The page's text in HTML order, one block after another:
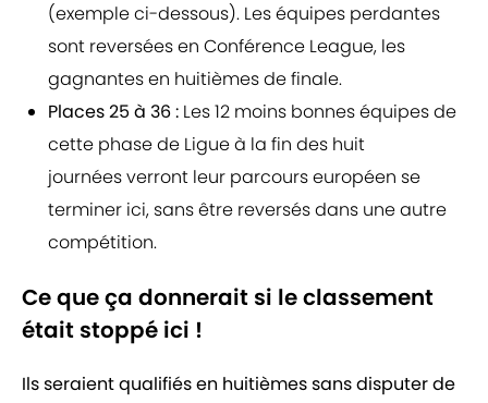
(exemple ci-dessous). Les équipes perdantes
sont reversées en Conférence League, les
gagnantes en huitièmes de finale.
Places 25 à 36 : Les 12 moins bonnes équipes de
cette phase de Ligue à la fin des huit
journées verront leur parcours européen se
terminer ici, sans être reversés dans une autre
compétition.
Ce que ça donnerait si le classement
était stoppé ici !
Ils seraient qualifiés en huitièmes sans disputer de